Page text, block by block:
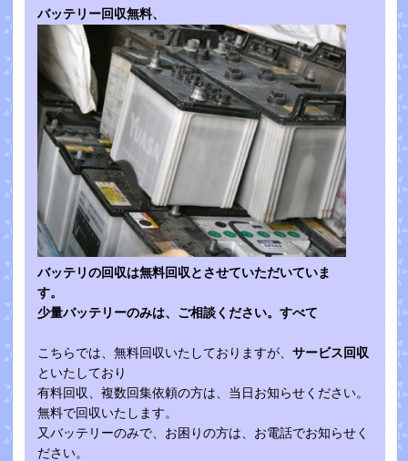
バッテリー回収無料、
バッテリの回収は無料回収とさせていただいていま
す。
少量バッテリーのみは、ご相談ください。すべて
こちらでは、無料回収いたしておりますが、 サービス回収
といたしており
有料回収、複数回集依頼の方は、当日お知らせください。
無料で回収いたします。
又バッテリーのみで、お困りの方は、お電話でお知らせく
ださい。